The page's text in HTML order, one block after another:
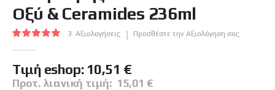
Οξύ & Ceramides 236ml
Βαθμολογία:
3 Αξιολογήσεις Προσθέστε την Αξιολόγηση σας
Tιμή eshop: 10,51 €
Προτ. λιανική τιμή: 15,01 €